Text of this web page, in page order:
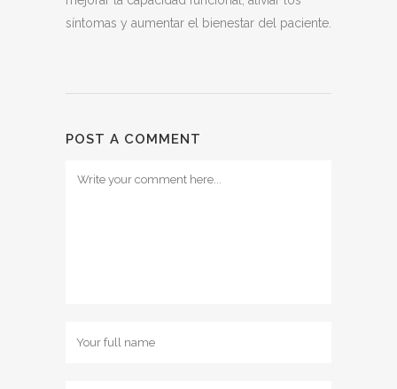
síntomas y aumentar el bienestar del paciente.
POST A COMMENT